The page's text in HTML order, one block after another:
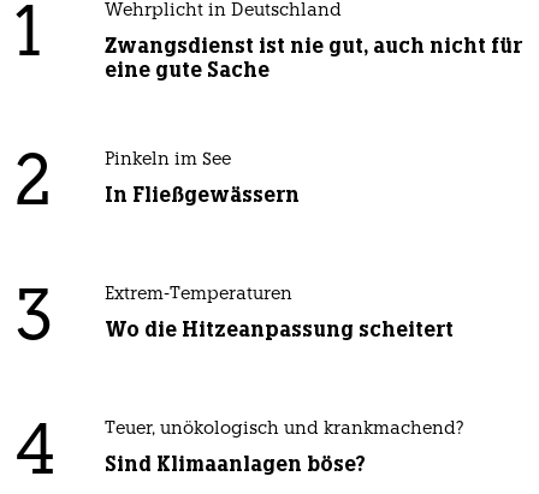
1 Wehrplicht in Deutschland
Zwangsdienst ist nie gut, auch nicht für
eine gute Sache
2 Pinkeln im See
In Fließgewässern
3 Extrem-Temperaturen
Wo die Hitzeanpassung scheitert
4 Teuer, unökologisch und krankmachend?
Sind Klimaanlagen böse?